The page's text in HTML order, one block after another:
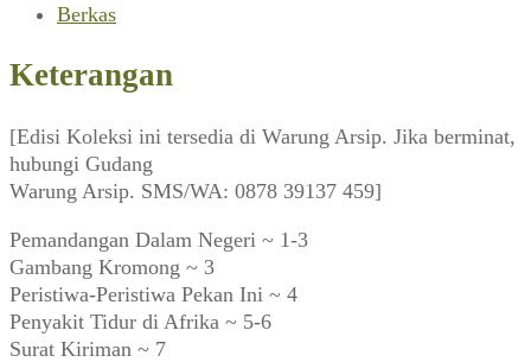
Berkas
Keterangan
[Edisi Koleksi ini tersedia di Warung Arsip. Jika berminat,
hubungi Gudang
Warung Arsip. SMS/WA: 0878 39137 459]
Pemandangan Dalam Negeri ~ 1-3
Gambang Kromong ~ 3
Peristiwa-Peristiwa Pekan Ini ~ 4
Penyakit Tidur di Afrika ~ 5-6
Surat Kiriman ~ 7